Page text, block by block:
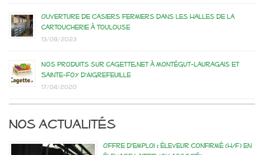
Ouverture de casiers fermiers dans les Halles de la
Cartoucherie à Toulouse
13/09/2023
Nos produits sur Cagette.net à Montégut-Lauragais et
Sainte-Foy d’Aigrefeuille
17/04/2020
Nos actualités
Offre d’emploi : éleveur confirmé (H/F) en